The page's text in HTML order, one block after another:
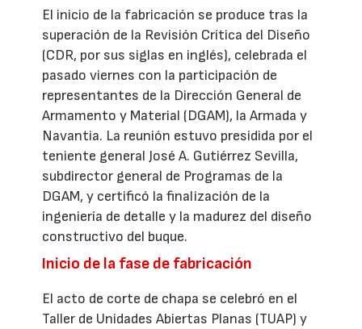
El inicio de la fabricación se produce tras la
superación de la Revisión Crítica del Diseño
(CDR, por sus siglas en inglés), celebrada el
pasado viernes con la participación de
representantes de la Dirección General de
Armamento y Material (DGAM), la Armada y
Navantia. La reunión estuvo presidida por el
teniente general José A. Gutiérrez Sevilla,
subdirector general de Programas de la
DGAM, y certificó la finalización de la
ingeniería de detalle y la madurez del diseño
constructivo del buque.
Inicio de la fase de fabricación
El acto de corte de chapa se celebró en el
Taller de Unidades Abiertas Planas (TUAP) y